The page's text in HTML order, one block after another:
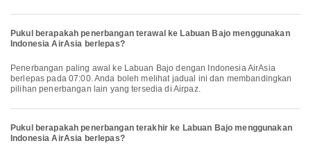
Pukul berapakah penerbangan terawal ke Labuan Bajo menggunakan
Indonesia AirAsia berlepas?
Penerbangan paling awal ke Labuan Bajo dengan Indonesia AirAsia
berlepas pada 07:00. Anda boleh melihat jadual ini dan membandingkan
pilihan penerbangan lain yang tersedia di Airpaz.
Pukul berapakah penerbangan terakhir ke Labuan Bajo menggunakan
Indonesia AirAsia berlepas?